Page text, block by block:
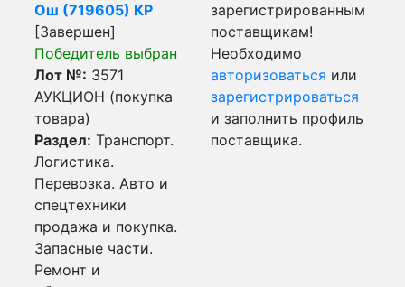
Ош (719605) КР
[Завершен]
Победитель выбран
Лот №: 3571
АУКЦИОН (покупка
товара)
Раздел: Транспорт.
Логистика.
Перевозка. Авто и
спецтехники
продажа и покупка.
Запасные части.
Ремонт и
зарегистрированным
поставщикам!
Необходимо
авторизоваться или
зарегистрироваться
и заполнить профиль
поставщика.